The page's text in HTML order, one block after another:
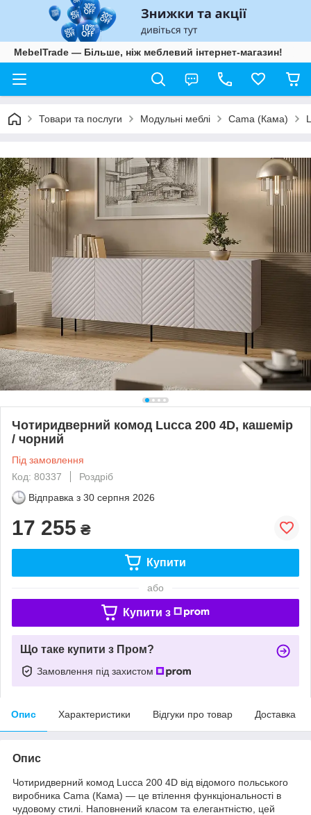
MebelTrade — Більше, ніж меблевий інтернет-магазин!
Товари та послуги Модульні меблі Cama (Кама)
Чотиридверний комод Lucca 200 4D, кашемір
/ чорний
Під замовлення
Код: 80337
Роздріб
Відправка з 30 серпня 2026
17 255 ₴
Купити
або
Купити з
Що таке купити з Пром?
Замовлення під захистом
Опис Характеристики Відгуки про товар Доставка
Опис
Чотиридверний комод Lucca 200 4D від відомого польського
виробника Cama (Кама) — це втілення функціональності в
чудовому стилі. Наповнений класом та елегантністю, цей